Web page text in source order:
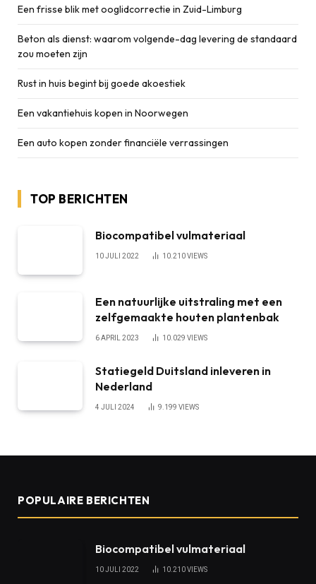
Een frisse blik met ooglidcorrectie in Zuid-Limburg
Beton als dienst: waarom volgende-dag levering de standaard
zou moeten zijn
Rust in huis begint bij goede akoestiek
Een vakantiehuis kopen in Noorwegen
Een auto kopen zonder financiële verrassingen
TOP BERICHTEN
Biocompatibel vulmateriaal
10 JULI 2022 10.210VIEWS
Een natuurlijke uitstraling met een
zelfgemaakte houten plantenbak
6 APRIL 2023 10.029 VIEWS
Statiegeld Duitsland inleveren in
Nederland
4 JULI 2024 9.199 VIEWS
POPULAIRE BERICHTEN
Biocompatibel vulmateriaal
10 JULI 2022 10.210VIEWS